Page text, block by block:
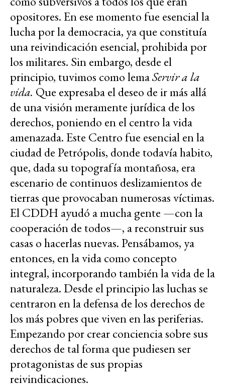
opositores. En ese momento fue esencial la
lucha por la democracia, ya que constituía
una reivindicación esencial, prohibida por
los militares. Sin embargo, desde el
principio, tuvimos como lemaServir a la
vida. Que expresaba el deseo de ir más allá
de una visión meramente jurídica de los
derechos, poniendo en el centro la vida
amenazada. Este Centro fue esencial en la
ciudad de Petrópolis, donde todavía habito,
que, dada su topografía montañosa, era
escenario de continuos deslizamientos de
tierras que provocaban numerosas víctimas.
El CDDH ayudó a mucha gente —con la
cooperación de todos—, a reconstruir sus
casas o hacerlas nuevas. Pensábamos, ya
entonces, en la vida como concepto
integral, incorporando también la vida de la
naturaleza. Desde el principio las luchas se
centraron en la defensa de los derechos de
los más pobres que viven en las periferias.
Empezando por crear conciencia sobre sus
derechos de tal forma que pudiesen ser
protagonistas de sus propias
reivindicaciones.